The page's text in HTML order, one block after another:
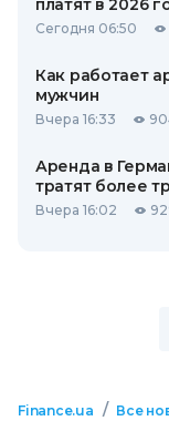
платят в 2026
Сегодня 06:50
Как работает
мужчин
Вчера 16:33
Аренда в
тратят более
Вчера 16:02
Finance.ua / Все